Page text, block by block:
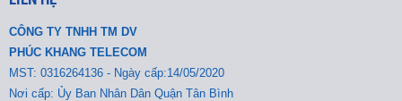
CÔNG TY TNHH TM DV
PHÚC KHANG TELECOM
MST: 0316264136 - Ngày cấp:14/05/2020
Nơi cấp: Ủy Ban Nhân Dân Quận Tân Bình